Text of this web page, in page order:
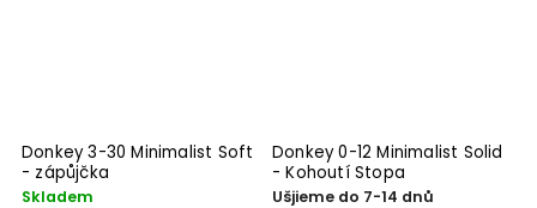
Donkey 3-30 Minimalist Soft
- zápůjčka
Skladem
Donkey 0-12 Minimalist Solid
- Kohoutí Stopa
Ušjieme do 7-14 dnů